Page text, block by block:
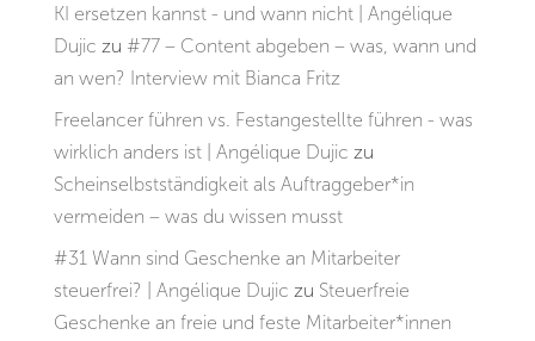
KI ersetzen kannst - und wann nicht | Angélique
Dujic zu #77 – Content abgeben – was, wann und
an wen? Interview mit Bianca Fritz
Freelancer führen vs. Festangestellte führen - was
wirklich anders ist | Angélique Dujic zu
Scheinselbstständigkeit als Auftraggeber*in
vermeiden – was du wissen musst
#31 Wann sind Geschenke an Mitarbeiter
steuerfrei? | Angélique Dujic zu Steuerfreie
Geschenke an freie und feste Mitarbeiter*innen